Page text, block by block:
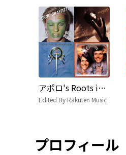
アポロ's Roots in music
Edited By Rakuten Music
プロフィール